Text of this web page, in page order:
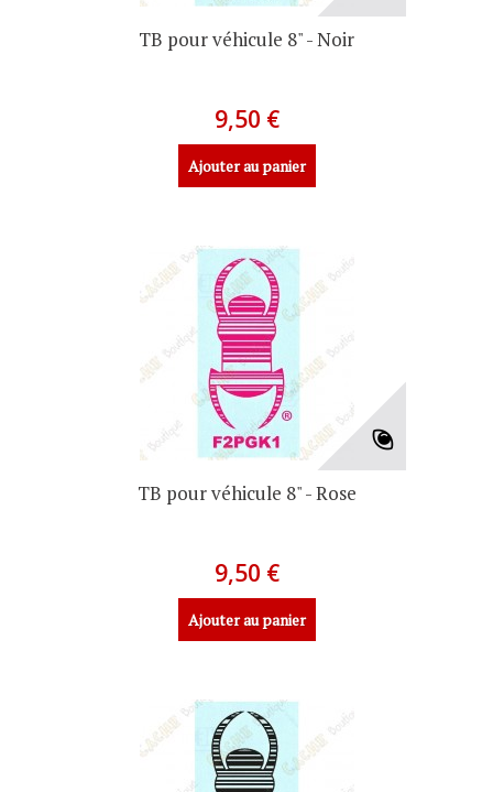
TB pour véhicule 8" - Noir
9,50 €
Ajouter au panier
TB pour véhicule 8" - Rose
9,50 €
Ajouter au panier